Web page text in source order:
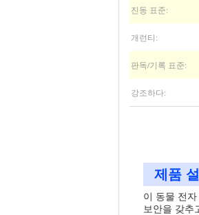
진동 표준:
개런티:
판독/기록 표준:
강조하다:
제품
이 동물 전
보안을 갖추